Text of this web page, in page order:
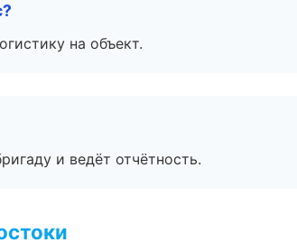
на объект.
и ведёт отчётность.